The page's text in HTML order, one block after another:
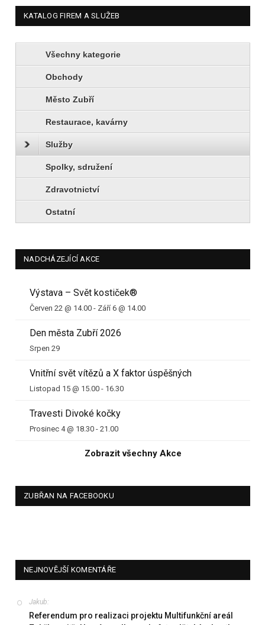
KATALOG FIREM A SLUŽEB
Všechny kategorie
Obchody
Město Zubří
Restaurace, kavárny
Služby
Spolky, sdružení
Zdravotnictví
Ostatní
NADCHÁZEJÍCÍ AKCE
Výstava – Svět kostiček®
Červen 22 @ 14.00 - Září 6 @ 14.00
Den města Zubří 2026
Srpen 29
Vnitřní svět vítězů a X faktor úspěšných
Listopad 15 @ 15.00 - 16.30
Travesti Divoké kočky
Prosinec 4 @ 18.30 - 21.00
Zobrazit všechny Akce
ZUBŘAN NA FACEBOOKU
NEJNOVĚJŠÍ KOMENTÁŘE
Jakub:
Referendum pro realizaci projektu Multifunkční areál